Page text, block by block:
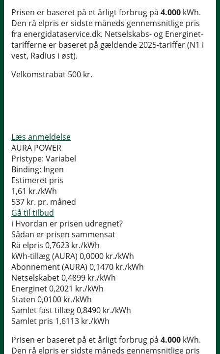
Prisen er baseret på et årligt forbrug på 4.000 kWh.
Den rå elpris er sidste måneds gennemsnitlige pris
fra energidataservice.dk. Netselskabs- og Energinet-
tarifferne er baseret på gældende 2025-tariffer (N1 i
vest, Radius i øst).
Velkomstrabat 500 kr.
Læs anmeldelse
AURA POWER
Pristype: Variabel
Binding: Ingen
Estimeret pris
1,61 kr./kWh
537 kr. pr. måned
Gå til tilbud
i Hvordan er prisen udregnet?
Sådan er prisen sammensat
Rå elpris 0,7623 kr./kWh
kWh-tillæg (AURA) 0,0000 kr./kWh
Abonnement (AURA) 0,1470 kr./kWh
Netselskabet0,4899 kr./kWh
Energinet0,2021 kr./kWh
Staten 0,0100 kr./kWh
Samlet fast tillæg0,8490 kr./kWh
Samlet pris 1,6113 kr./kWh
Prisen er baseret på et årligt forbrug på 4.000 kWh.
Den rå elpris er sidste måneds gennemsnitlige pris